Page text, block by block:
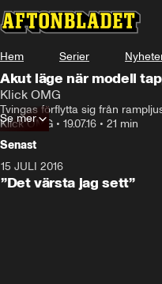
Hem Serier
Akut läge när modell
Klick OMG
Tvingas förflytta sig från
Klick OMG • 19.07.16 • 21 min
Se mer
Senast
15 JULI 2016
”Det värsta jag sett”